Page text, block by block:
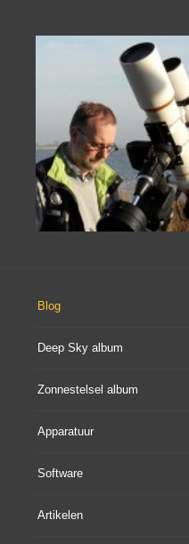
Blog
Deep Sky album
Zonnestelsel album
Apparatuur
Software
Artikelen